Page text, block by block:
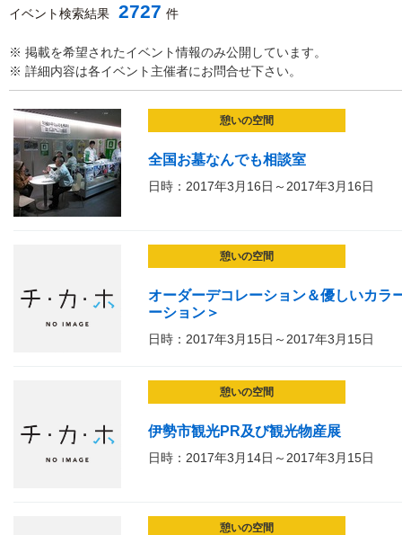
イベント検索結果 2727 件
※ 掲載を希望されたイベント情報のみ公開しています。
※ 詳細内容は各イベント主催者にお問合せ下さい。
憩いの空間
全国お墓なんでも相談室
日時：2017年3月16日～2017年3月16日
憩いの空間
オーダーデコレーション＆優しいカラ
ーション＞
日時：2017年3月15日～2017年3月15日
憩いの空間
伊勢市観光PR及び観光物産展
日時：2017年3月14日～2017年3月15日
憩いの空間